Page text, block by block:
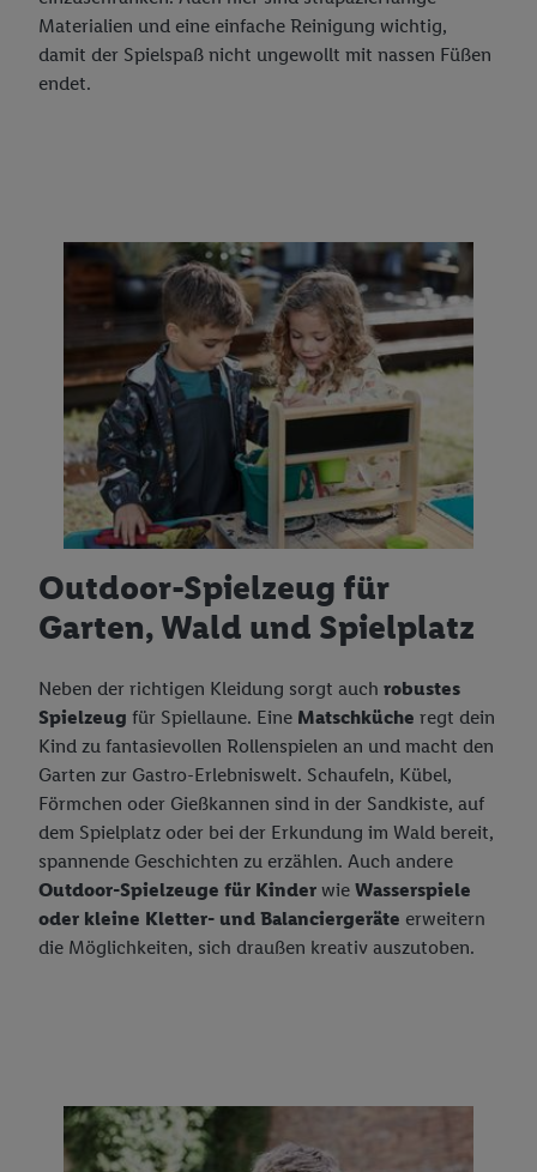
Materialien und eine einfache Reinigung wichtig,
damit der Spielspaß nicht ungewollt mit nassen Füßen
endet.
Outdoor-Spielzeug für
Garten, Wald und Spielplatz
Neben der richtigen Kleidung sorgt auch robustes
Spielzeug für Spiellaune. Eine Matschküche regt dein
Kind zu fantasievollen Rollenspielen an und macht den
Garten zur Gastro-Erlebniswelt. Schaufeln, Kübel,
Förmchen oder Gießkannen sind in der Sandkiste, auf
dem Spielplatz oder bei der Erkundung im Wald bereit,
spannende Geschichten zu erzählen. Auch andere
Outdoor-Spielzeuge für Kinder wie Wasserspiele
oder kleine Kletter- und Balanciergeräte erweitern
die Möglichkeiten, sich draußen kreativ auszutoben.